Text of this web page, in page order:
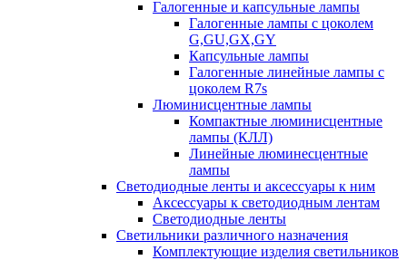
Галогенные и капсульные лампы
Галогенные лампы с цоколем
G,GU,GX,GY
Капсульные лампы
Галогенные линейные лампы с
цоколем R7s
Люминисцентные лампы
Компактные люминисцентные
лампы (КЛЛ)
Линейные люминесцентные
лампы
Светодиодные ленты и аксессуары к ним
Аксессуары к светодиодным лентам
Светодиодные ленты
Светильники различного назначения
Комплектующие изделия светильников